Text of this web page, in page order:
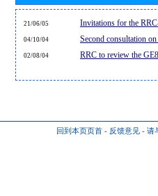
21/06/05 Invitations for the
04/10/04 Second consultation
02/08/04 RRC to review the
回到本页页首 - 反馈意见 - 请